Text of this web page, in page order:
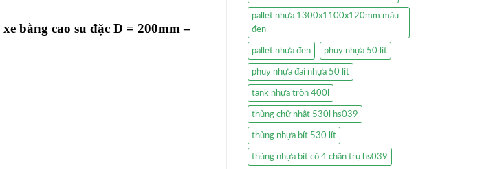
bằng cao su đặc D = 200mm –
pallet nhựa 1300x1100x120mm màu
đen
pallet nhựa đen phuy nhựa 50 lít
phuy nhựa đai nhựa 50 lít
tank nhựa tròn 400l
thùng chữ nhật 530l hs039
thùng nhựa bít 530 lít
thùng nhựa bít có 4 chân trụ hs039